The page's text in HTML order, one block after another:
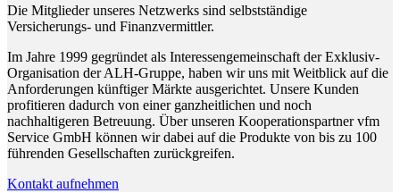
Die Mitglieder unseres Netzwerks sind selbstständige
Versicherungs- und Finanzvermittler.
Im Jahre 1999 gegründet als Interessengemeinschaft der Exklusiv-
Organisation der ALH-Gruppe, haben wir uns mit Weitblick auf die
Anforderungen künftiger Märkte ausgerichtet. Unsere Kunden
profitieren dadurch von einer ganzheitlichen und noch
nachhaltigeren Betreuung. Über unseren Kooperationspartner vfm
Service GmbH können wir dabei auf die Produkte von bis zu 100
führenden Gesellschaften zurückgreifen.
Kontakt aufnehmen